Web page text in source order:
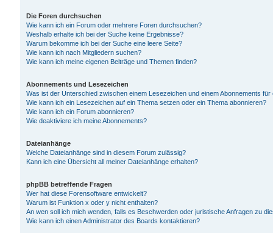
Die Foren durchsuchen
Wie kann ich ein Forum oder mehrere Foren durchsuchen?
Weshalb erhalte ich bei der Suche keine Ergebnisse?
Warum bekomme ich bei der Suche eine leere Seite?
Wie kann ich nach Mitgliedern suchen?
Wie kann ich meine eigenen Beiträge und Themen finden?
Abonnements und Lesezeichen
Was ist der Unterschied zwischen einem Lesezeichen und einem Abonnements
Wie kann ich ein Lesezeichen auf ein Thema setzen oder ein Thema abonnieren?
Wie kann ich ein Forum abonnieren?
Wie deaktiviere ich meine Abonnements?
Dateianhänge
Welche Dateianhänge sind in diesem Forum zulässig?
Kann ich eine Übersicht all meiner Dateianhänge erhalten?
phpBB betreffende Fragen
Wer hat diese Forensoftware entwickelt?
Warum ist Funktion x oder y nicht enthalten?
An wen soll ich mich wenden, falls es Beschwerden oder juristische Anfragen zu
Wie kann ich einen Administrator des Boards kontaktieren?